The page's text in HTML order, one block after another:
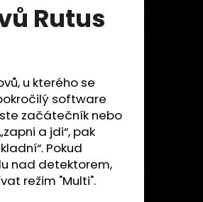
Rutus
u kterého se
software
začátečník nebo
a jdi“, pak
Pokud
nad detektorem,
režim "Multi".
Následující